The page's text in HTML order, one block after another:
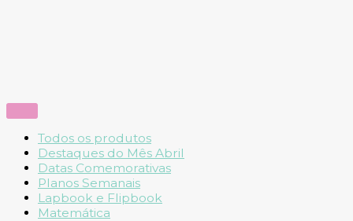
Todos os produtos
Destaques do Mês Abril
Datas Comemorativas
Planos Semanais
Lapbook e Flipbook
Matemática